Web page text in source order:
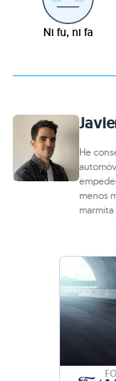
Ni fu, ni fa
He
menos